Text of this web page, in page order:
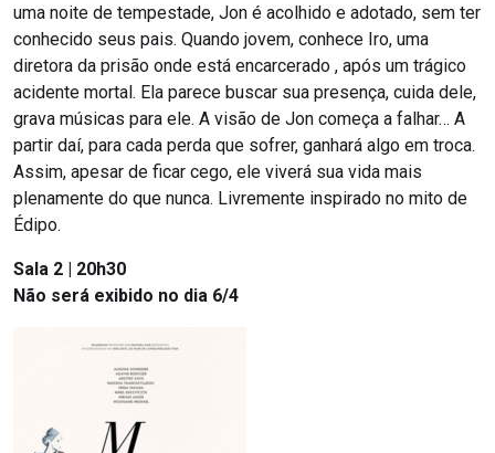
uma noite de tempestade, Jon é acolhido e adotado, sem ter
conhecido seus pais. Quando jovem, conhece Iro, uma
diretora da prisão onde está encarcerado , após um trágico
acidente mortal. Ela parece buscar sua presença, cuida dele,
grava músicas para ele. A visão de Jon começa a falhar… A
partir daí, para cada perda que sofrer, ganhará algo em troca.
Assim, apesar de ficar cego, ele viverá sua vida mais
plenamente do que nunca. Livremente inspirado no mito de
Édipo.
Sala 2 | 20h30
Não será exibido no dia 6/4